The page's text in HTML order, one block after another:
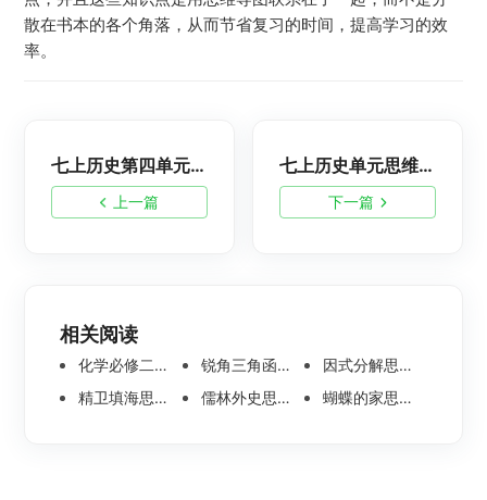
散在书本的各个角落，从而节省复习的时间，提高学习的效
率。
上一篇
七上历史第四单元思维导图整理，简单高清思维导图分享
下一篇
七上历史单元思维导图分享-初中历史知识点总结
相关阅读
化学必修二思维导图合集，高中高清化学思维导图整理 锐角三角函数思维导图 | 数学思维导图分享
因式分解思维导图高清版-数学思维导图模板分享
精卫填海思维导图怎么画？高清版精卫填海思维导图模板分享
儒林外史思维导图大全|高清版免费思维导图模板 蝴蝶的家思维导图怎么画？高清版蝴蝶的家思维导图分享